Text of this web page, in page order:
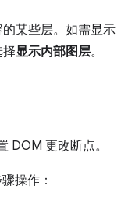
某些层。如需显示
显示内部图层。
DOM 更改断点。
操作：